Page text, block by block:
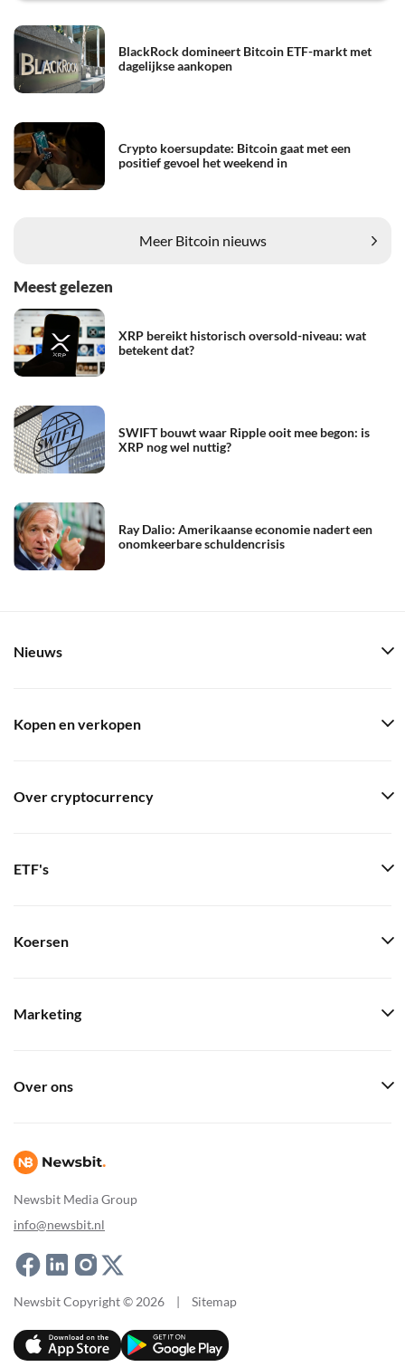
BlackRock domineert Bitcoin ETF-markt met
dagelijkse aankopen
Crypto koersupdate: Bitcoin gaat met een
positief gevoel het weekend in
Meer Bitcoin nieuws
Meest gelezen
XRP bereikt historisch oversold-niveau: wat
betekent dat?
SWIFT bouwt waar Ripple ooit mee begon: is
XRP nog wel nuttig?
Ray Dalio: Amerikaanse economie nadert een
onomkeerbare schuldencrisis
Newsbit Media Group
info@newsbit.nl
Nieuws
Kopen en verkopen
Over cryptocurrency
ETF's
Koersen
Marketing
Over ons
Newsbit Copyright © 2026 | Sitemap